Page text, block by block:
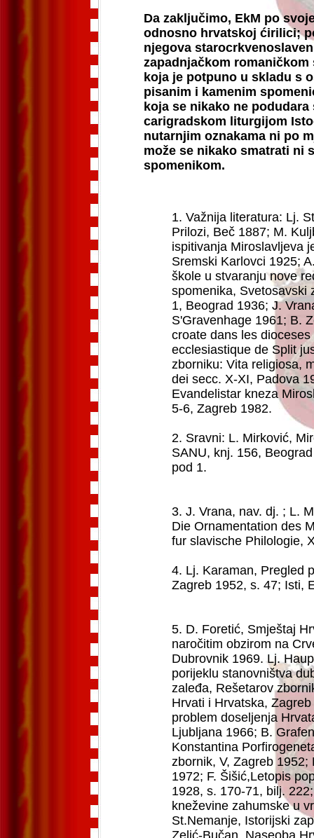
Da zaključimo, EkM po
odnosno hrvatskoj ćirilici;
njegova
zapadnjačkom
koja je potpuno u skladu s
pisanim i kamenim
koja se nikako ne
carigradskom liturgijom
nutarnjim oznakama ni po
može se nikako smatrati ni
spomenikom.
1. Važnija literatura: Lj.
Prilozi, Beč 1887; M.
ispitivanja Miroslavljeva
Sremski Karlovci 1925;
škole u stvaranju nove
spomenika, Svetosavski
1, Beograd 1936; J.
S'Gravenhage 1961; B.
croate dans les
ecclesiastique de Split
zborniku: Vita religiosa,
dei secc. X-XI, Padova
Evandelistar kneza
5-6, Zagreb 1982.
2. Sravni: L. Mirković,
SANU, knj. 156,
pod 1.
3. J. Vrana, nav. dj. ; L.
Die Ornamentation des
fur slavische Philologie,
4. Lj. Karaman, Pregled
Zagreb 1952, s. 47; Isti,
5. D. Foretić, Smještaj
naročitim obzirom na
Dubrovnik 1969. Lj.
porijeklu stanovništva
zaleđa, Rešetarov
Hrvati i Hrvatska,
problem doseljenja
Ljubljana 1966; B.
Konstantina
zbornik, V, Zagreb
1972; F. Šišić,Letopis
1928, s. 170-71, bilj.
kneževine zahumske u
St.Nemanje, Istorijski
Zelić-Bučan, Naseoba